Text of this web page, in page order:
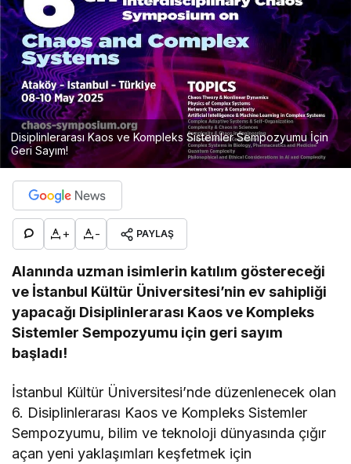
Disiplinlerarası Kaos ve Kompleks Sistemler Sempozyumu İçin
Geri Sayım!
+ - PAYLAŞ
Alanında uzman isimlerin katılım göstereceği
ve İstanbul Kültür Üniversitesi’nin ev sahipliği
yapacağı Disiplinlerarası Kaos ve Kompleks
Sistemler Sempozyumu için geri sayım
başladı!
İstanbul Kültür Üniversitesi’nde düzenlenecek olan
6. Disiplinlerarası Kaos ve Kompleks Sistemler
Sempozyumu, bilim ve teknoloji dünyasında çığır
açan yeni yaklaşımları keşfetmek için